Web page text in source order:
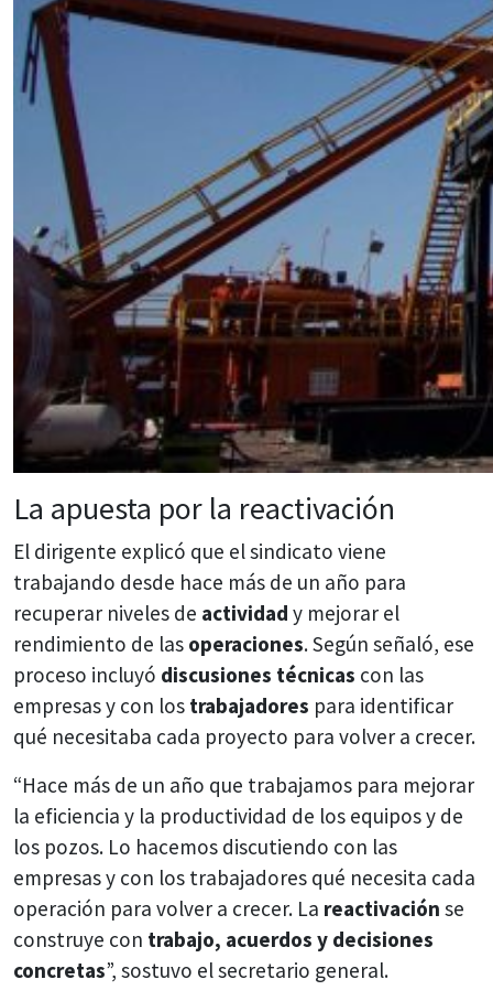
La apuesta por la reactivación
El dirigente explicó que el sindicato viene
trabajando desde hace más de un año para
recuperar niveles de actividad y mejorar el
rendimiento de las operaciones. Según señaló, ese
proceso incluyó discusiones técnicas con las
empresas y con los trabajadores para identificar
qué necesitaba cada proyecto para volver a crecer.
“Hace más de un año que trabajamos para mejorar
la eficiencia y la productividad de los equipos y de
los pozos. Lo hacemos discutiendo con las
empresas y con los trabajadores qué necesita cada
operación para volver a crecer. La reactivación se
construye con trabajo, acuerdos y decisiones
concretas”, sostuvo el secretario general.